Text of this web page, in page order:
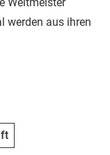
werden aus ihren